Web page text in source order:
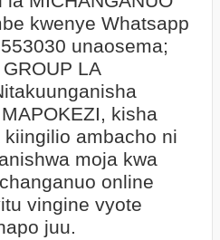
kwenye Whatsapp
unaosema;
LA
kisha
ambacho ni
moja kwa
online
vingine vyote
juu.